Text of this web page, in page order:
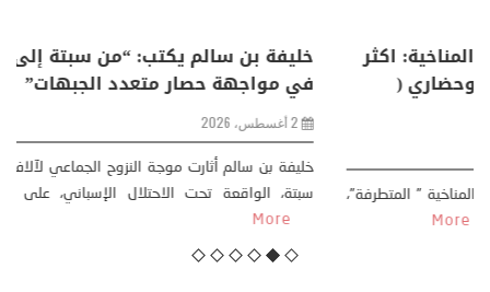
منذر بالضيافي يكتب حول: التغيرات المناخية: اكثر
من ظاهرة طبيعية .. تحول اجتماعي وحضاري (
مقاربة سوسيولوجية )
كتب: منذر بالضيافي بدأت قصتي مع التغييرات المناخية ” المتطرفة”،
منذ نهاية ثمانينات القرن الماضي، حين أطردنا ...